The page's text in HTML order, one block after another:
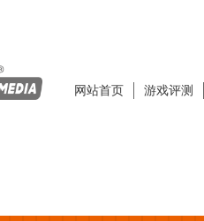
网站首页 游戏评测